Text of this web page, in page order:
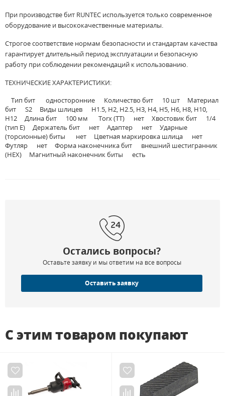
При производстве бит RUNTEC используется только современное
оборудование и высококачественные материалы.
Строгое соответствие нормам безопасности и стандартам качества
гарантирует длительный период эксплуатации и безопасную
работу при соблюдении рекомендаций к использованию.
ТЕХНИЧЕСКИЕ ХАРАКТЕРИСТИКИ:
Тип бит односторонние Количество бит 10 шт Материал
бит S2 Виды шлицев H1.5, H2, H2.5, H3, H4, H5, H6, H8, H10,
H12 Длина бит 100 мм Torx (TT) нет Хвостовик бит 1/4
(тип Е) Держатель бит нет Адаптер нет Ударные
(торсионные) биты нет Цветная маркировка шлица нет
Футляр нет Форма наконечника бит внешний шестигранник
(HEX) Магнитный наконечник биты есть
Остались вопросы?
Оставьте заявку и мы ответим на все вопросы
Оставить заявку
С этим товаром покупают